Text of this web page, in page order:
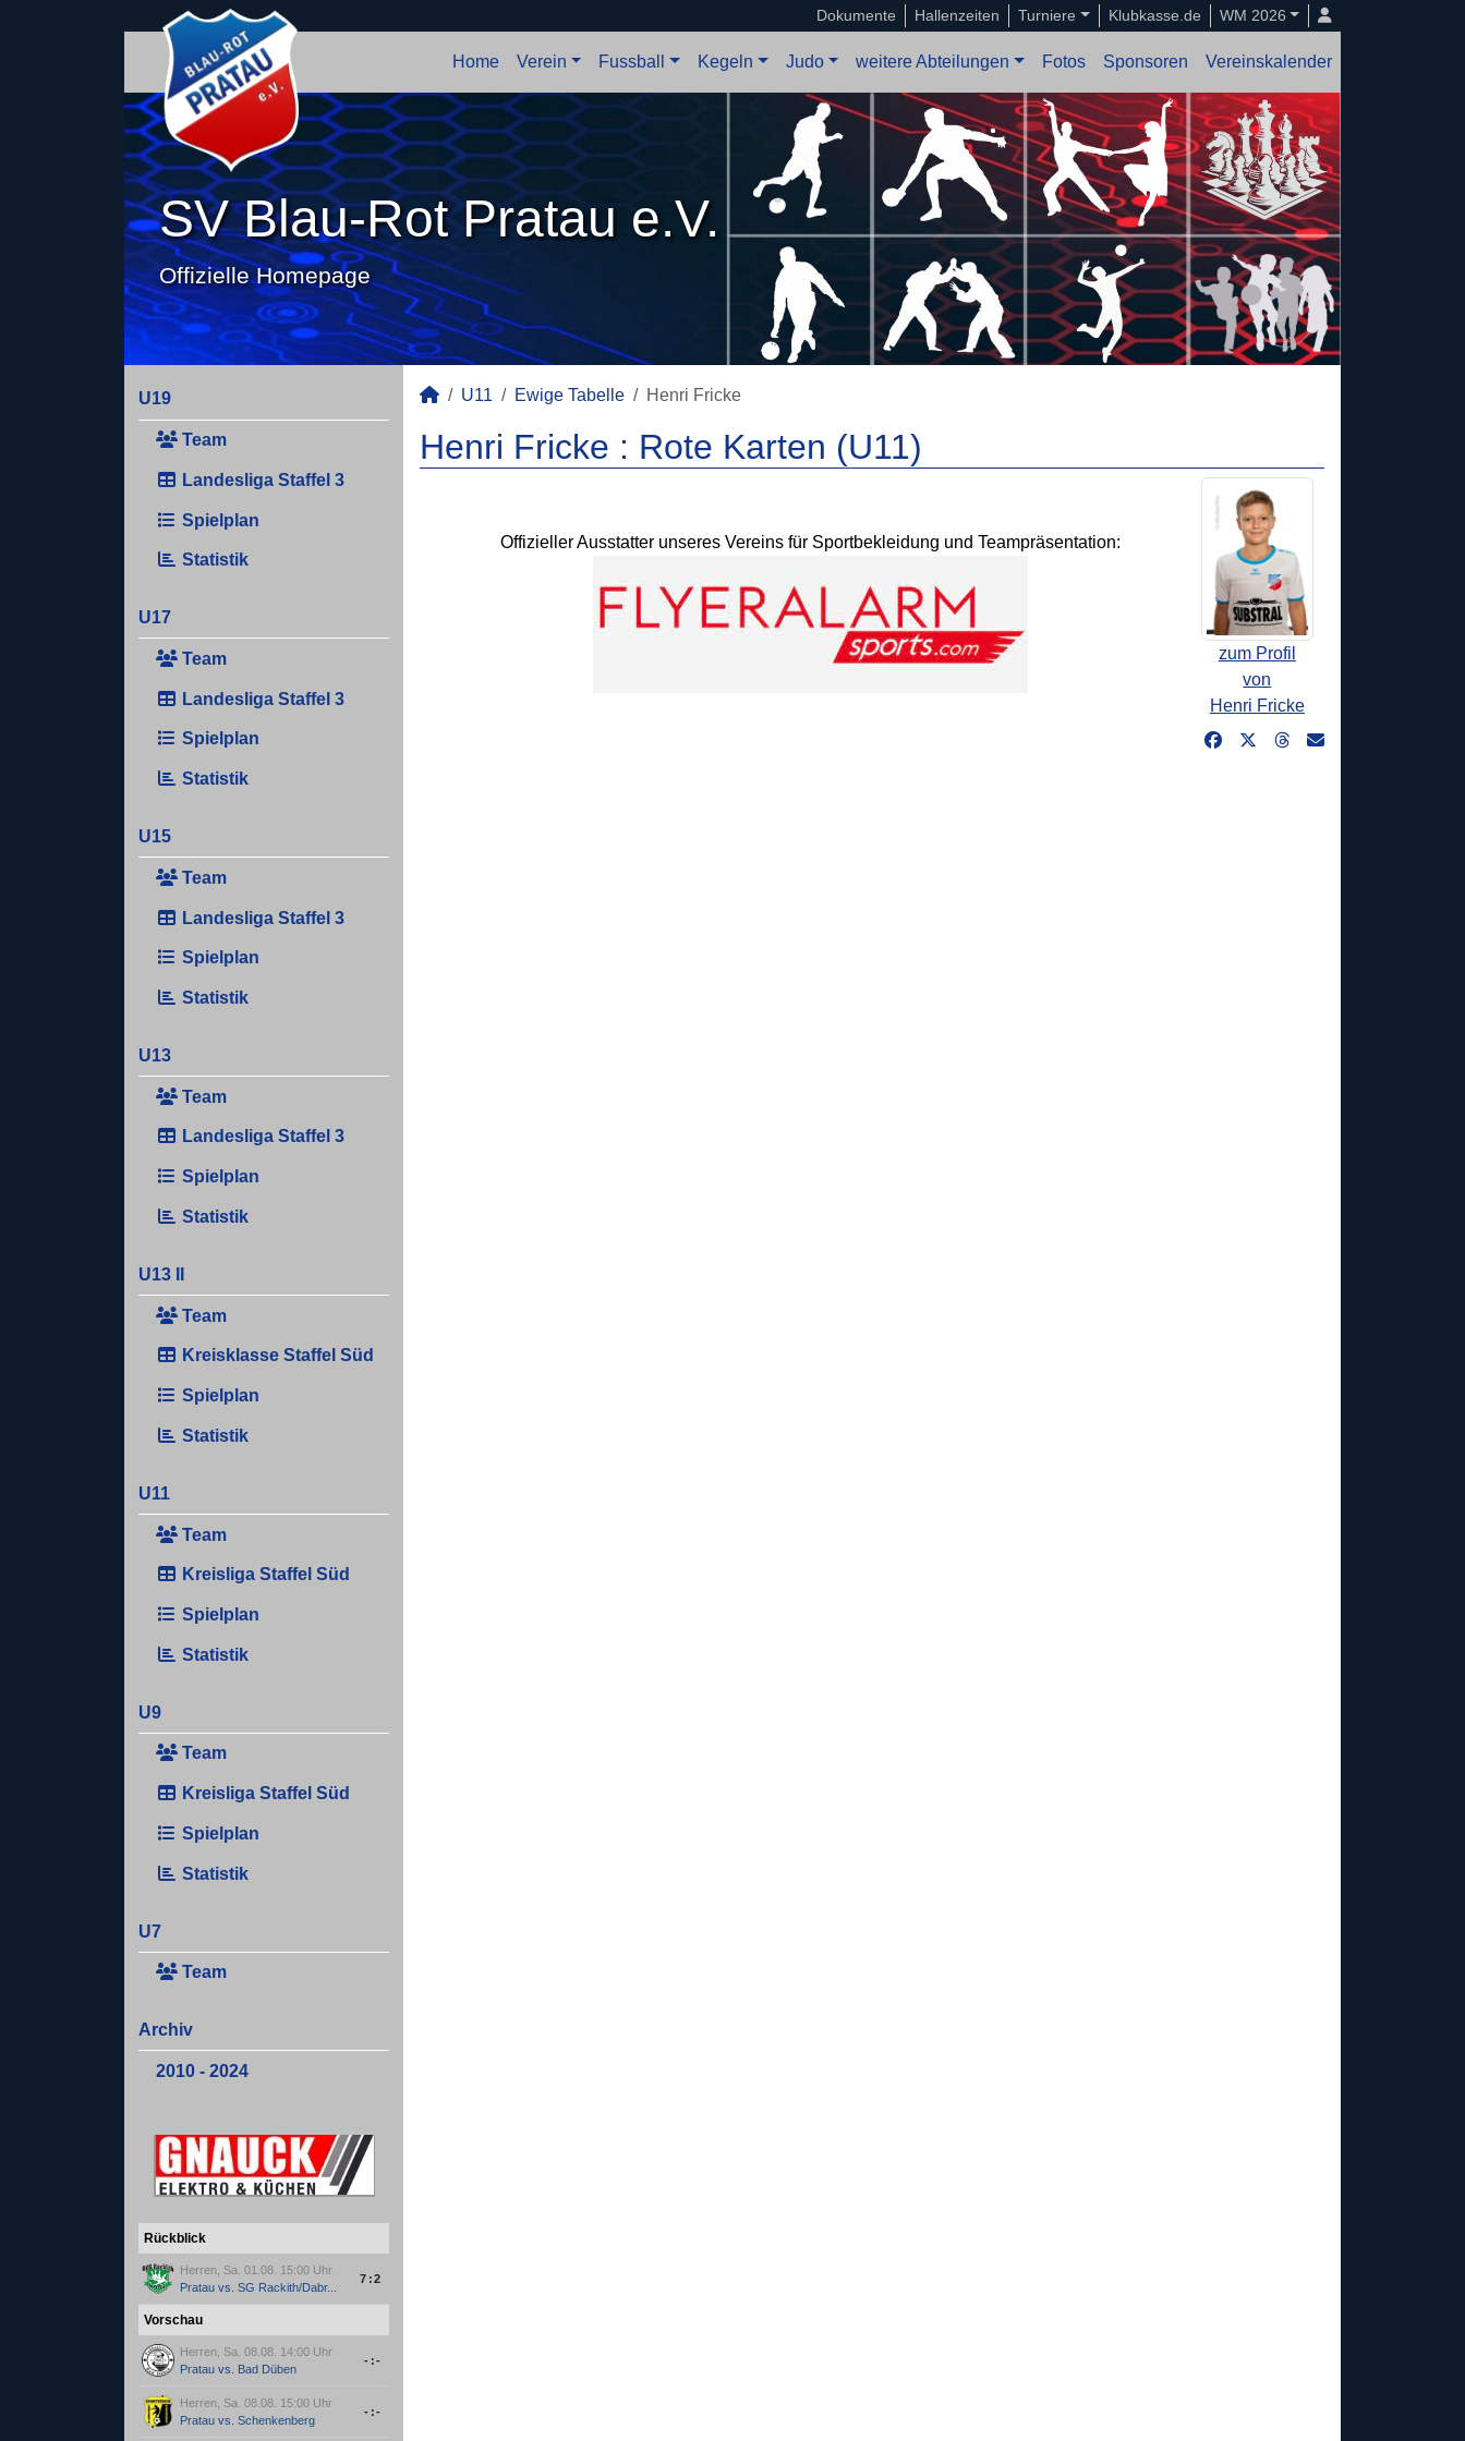
Dokumente Hallenzeiten Turniere Klubkasse.de WM 2026
Home Verein Fussball Kegeln Judo weitere Abteilungen Fotos Sponsoren Vereinskalender
SV Blau-Rot Pratau e.V.
Offizielle Homepage
U19
Team
Landesliga Staffel 3
Spielplan
Statistik
U17
Team
Landesliga Staffel 3
Spielplan
Statistik
U15
Team
Landesliga Staffel 3
Spielplan
Statistik
U13
Team
Landesliga Staffel 3
Spielplan
Statistik
U13 II
Team
Kreisklasse Staffel Süd
Spielplan
Statistik
U11
Team
Kreisliga Staffel Süd
Spielplan
Statistik
U9
Team
Kreisliga Staffel Süd
Spielplan
Statistik
U7
Team
Archiv
2010 - 2024
Rückblick
Herren, Sa. 01.08. 15:00 Uhr
Pratauvs. SG Rackith/Dabr...
7:2
Vorschau
Herren, Sa. 08.08. 14:00 Uhr
Pratauvs. Bad Düben
-:-
Herren, Sa. 08.08. 15:00 Uhr
Pratauvs. Schenkenberg
-:-
U11 Ewige Tabelle Henri Fricke
Henri Fricke : Rote Karten (U11)
zum Profil
von
Henri Fricke
Offizieller Ausstatter unseres Vereins für Sportbekleidung und Teampräsentation: